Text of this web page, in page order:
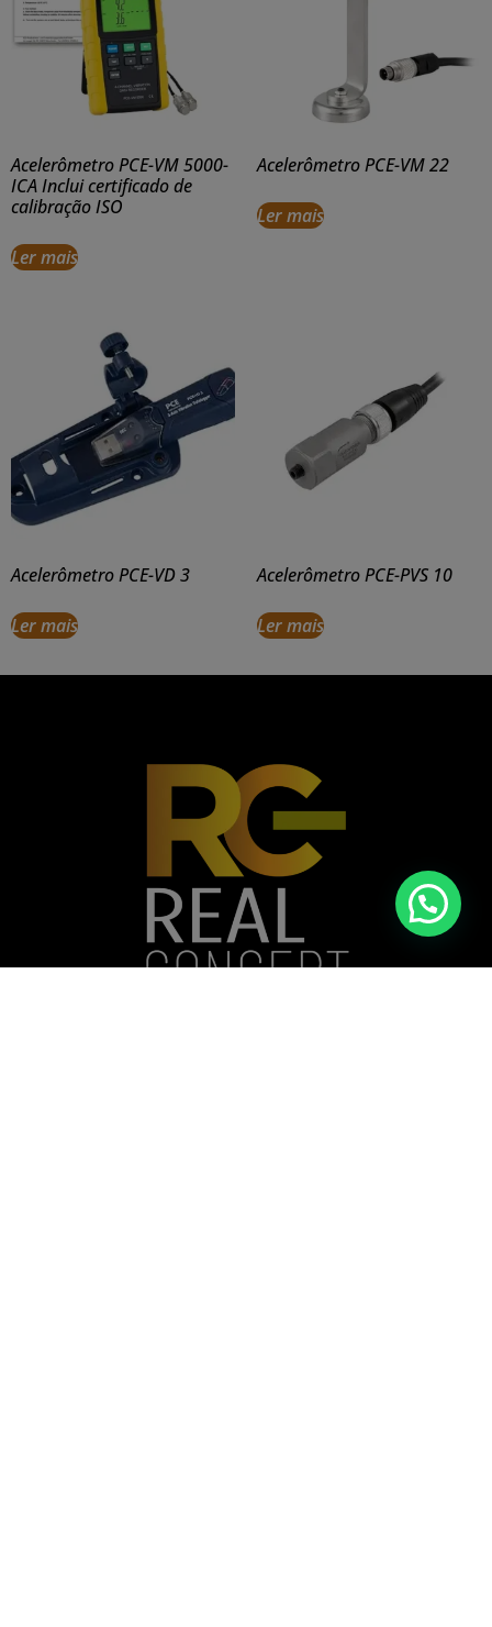
Acelerômetro PCE-VM 5000-
ICA Inclui certificado de
calibração ISO
Ler mais
Acelerômetro PCE-VM 22
Ler mais
Acelerômetro PCE-VD 3
Ler mais
Acelerômetro PCE-PVS 10
Ler mais